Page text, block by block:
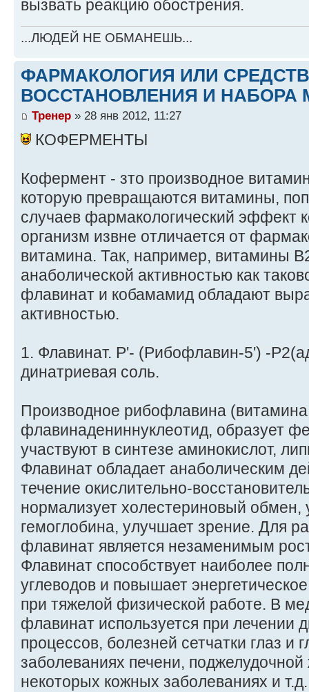
вызвать реакцию обострения.
...ЛЮДЕЙ НЕ ОБМАНЕШЬ...
ФАРМАКОЛОГИЯ ИЛИ
ВОССТАНОВЛЕНИЯ И НАБОРА
Тренер » 28 янв 2012, 11:27
КОФЕРМЕНТЫ
Кофермент - зто производное
которую превращаются витамины,
случаев фармакологический эффект
организм извне отличается от
витамина. Так, например, витамины
анаболической активностью как
флавинат и кобамамид обладают
активностью.
1. Флавинат. P'- (Рибофлавин-5') -
динатриевая соль.
Производное рибофлавина
флавинадениннуклеотид, образует
участвуют в синтезе аминокислот,
Флавинат обладает анаболическим
течение окислительно-
нормализует холестериновый обмен,
гемоглобина, улучшает зрение. Для
флавинат является незаменимым
Флавинат способствует наиболее
углеводов и повышает
при тяжелой физической работе. В
флавинат используется при лечении
процессов, болезней сетчатки глаз и
заболеваниях печени,
некоторых кожных заболеваниях и т.д.